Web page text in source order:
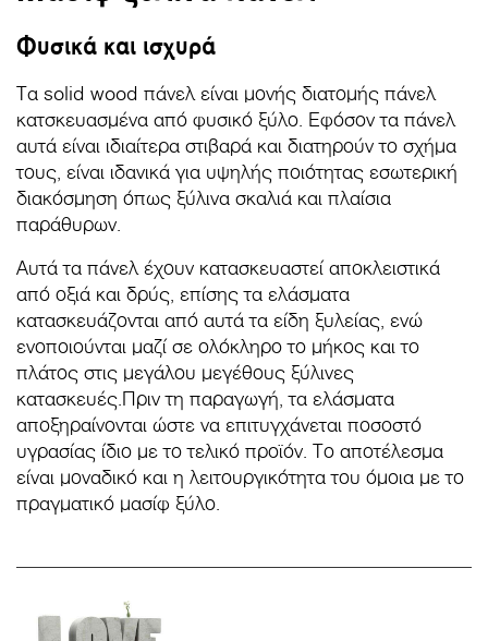
Φυσικά και ισχυρά
Τα solid wood πάνελ είναι μονής διατομής πάνελ
κατσκευασμένα από φυσικό ξύλο. Εφόσον τα πάνελ
αυτά είναι ιδιαίτερα στιβαρά και διατηρούν το σχήμα
τους, είναι ιδανικά για υψηλής ποιότητας εσωτερική
διακόσμηση όπως ξύλινα σκαλιά και πλαίσια
παράθυρων.
Αυτά τα πάνελ έχουν κατασκευαστεί αποκλειστικά
από οξιά και δρύς, επίσης τα ελάσματα
κατασκευάζονται από αυτά τα είδη ξυλείας, ενώ
ενοποιούνται μαζί σε ολόκληρο το μήκος και το
πλάτος στις μεγάλου μεγέθους ξύλινες
κατασκευές.Πριν τη παραγωγή, τα ελάσματα
αποξηραίνονται ώστε να επιτυγχάνεται ποσοστό
υγρασίας ίδιο με το τελικό προϊόν. Το αποτέλεσμα
είναι μοναδικό και η λειτουργικότητα του όμοια με το
πραγματικό μασίφ ξύλο.